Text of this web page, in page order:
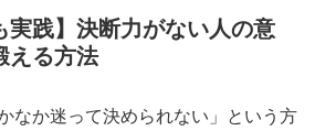
実践】決断力がない人の意
える方法
なか迷って決められない」という方